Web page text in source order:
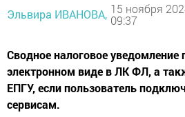
Эльвира ИВАНОВА, 15 ноября
09:37
Сводное налоговое уведомление
электронном виде в ЛК ФЛ, а
ЕПГУ, если пользователь
сервисам.